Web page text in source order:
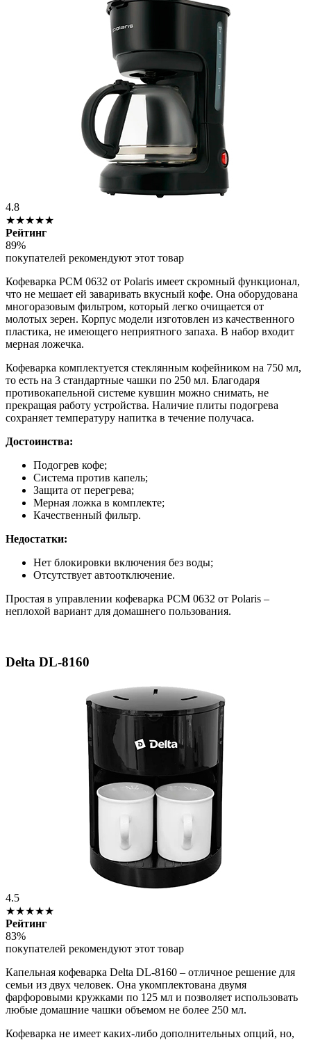
4.8
★★★★★
Рейтинг
89%
покупателей рекомендуют этот товар
Кофеварка PCM 0632 от Polaris имеет скромный функционал,
что не мешает ей заваривать вкусный кофе. Она оборудована
многоразовым фильтром, который легко очищается от
молотых зерен. Корпус модели изготовлен из качественного
пластика, не имеющего неприятного запаха. В набор входит
мерная ложечка.
Кофеварка комплектуется стеклянным кофейником на 750 мл,
то есть на 3 стандартные чашки по 250 мл. Благодаря
противокапельной системе кувшин можно снимать, не
прекращая работу устройства. Наличие плиты подогрева
сохраняет температуру напитка в течение получаса.
Достоинства:
Подогрев кофе;
Система против капель;
Защита от перегрева;
Мерная ложка в комплекте;
Качественный фильтр.
Недостатки:
Нет блокировки включения без воды;
Отсутствует автоотключение.
Простая в управлении кофеварка PCM 0632 от Polaris –
неплохой вариант для домашнего пользования.
Delta DL-8160
4.5
★★★★★
Рейтинг
83%
покупателей рекомендуют этот товар
Капельная кофеварка Delta DL-8160 – отличное решение для
семьи из двух человек. Она укомплектована двумя
фарфоровыми кружками по 125 мл и позволяет использовать
любые домашние чашки объемом не более 250 мл.
Кофеварка не имеет каких-либо дополнительных опций, но,